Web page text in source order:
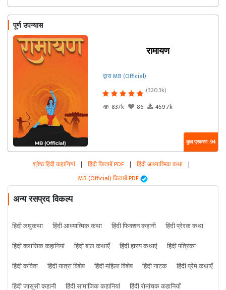
पूर्ण उपन्यास
रामायण
द्वारा MB (Official)
(320.3k)
837k
86 459.7k
कुल प्रकरण : 94
श्रेष्ठ हिंदी कहानियां | हिंदी किताबें PDF | हिंदी आध्यात्मिक कथा |
MB (Official) किताबें PDF
अन्य रसप्रद विकल्प
हिंदी लघुकथा हिंदी आध्यात्मिक कथा हिंदी फिक्शन कहानी
हिंदी प्रेरक कथा
हिंदी क्लासिक कहानियां
हिंदी बाल कथाएँ हिंदी हास्य कथाएं
हिंदी पत्रिका
हिंदी कविता
हिंदी यात्रा विशेष हिंदी महिला विशेष हिंदी नाटक
हिंदी प्रेम कथाएँ
हिंदी जासूसी कहानी
हिंदी सामाजिक कहानियां हिंदी रोमांचक कहानियाँ